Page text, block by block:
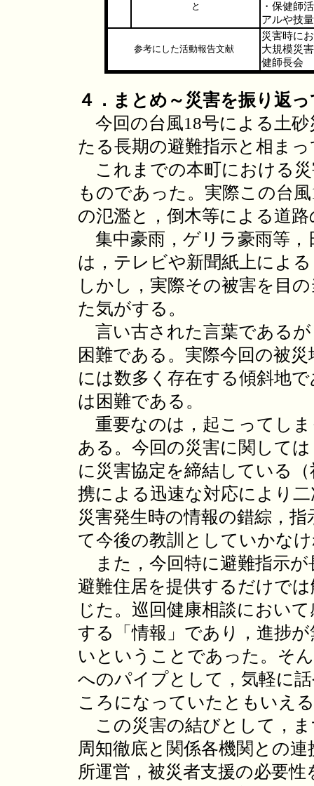
と
・保健師
アルや技
参考にした活動報告文献
災害時に
大規模災
健師長会
４．まとめ～災害を振り返
今回の台風18号による土砂
たる長期の避難指示と相ま
これまでの本町における
ものであった。実際この台
の氾濫と，倒木等による道
集中豪雨，ゲリラ豪雨等，
は，テレビや新聞紙上によ
しかし，実際その被害を目
た気がする。
言い古された言葉である
困難である。実際今回の被
には数多く存在する傾斜地
は困難である。
重要なのは，起こってし
ある。今回の災害に関して
に災害協定を締結している
携による迅速な対応により
災害発生時の情報の錯綜，
て今後の教訓としていかな
また，今回特に避難指示が
避難住居を提供するだけで
じた。巡回健康相談におい
する「情報」であり，進捗
いということであった。そ
へのパイプとして，気軽に
ころになっていたともいえ
この災害の結びとして，
周知徹底と関係各機関との
所運営，被災者支援の必要